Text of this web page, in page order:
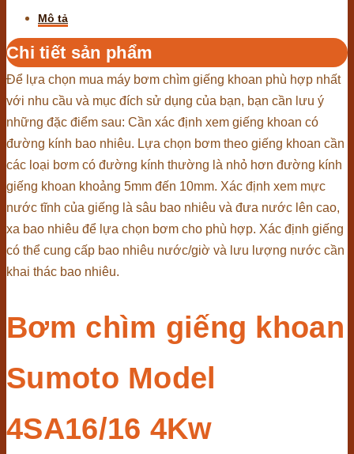
Mô tả
Chi tiết sản phẩm
Để lựa chọn mua máy bơm chìm giếng khoan phù hợp nhất
với nhu cầu và mục đích sử dụng của bạn, bạn cần lưu ý
những đặc điểm sau: Cần xác định xem giếng khoan có
đường kính bao nhiêu. Lựa chọn bơm theo giếng khoan cần
các loại bơm có đường kính thường là nhỏ hơn đường kính
giếng khoan khoảng 5mm đến 10mm. Xác định xem mực
nước tĩnh của giếng là sâu bao nhiêu và đưa nước lên cao,
xa bao nhiêu để lựa chọn bơm cho phù hợp. Xác định giếng
có thể cung cấp bao nhiêu nước/giờ và lưu lượng nước cần
khai thác bao nhiêu.
Bơm chìm giếng khoan
Sumoto Model
4SA16/16 4Kw